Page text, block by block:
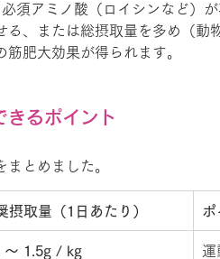
須アミノ酸（ロイシンなど）
、または総摂取量を多め（動
肥大効果が得られます。
きるポイント
とめました。
摂取量（1日あたり） ポ
〜 1.5g / kg
運